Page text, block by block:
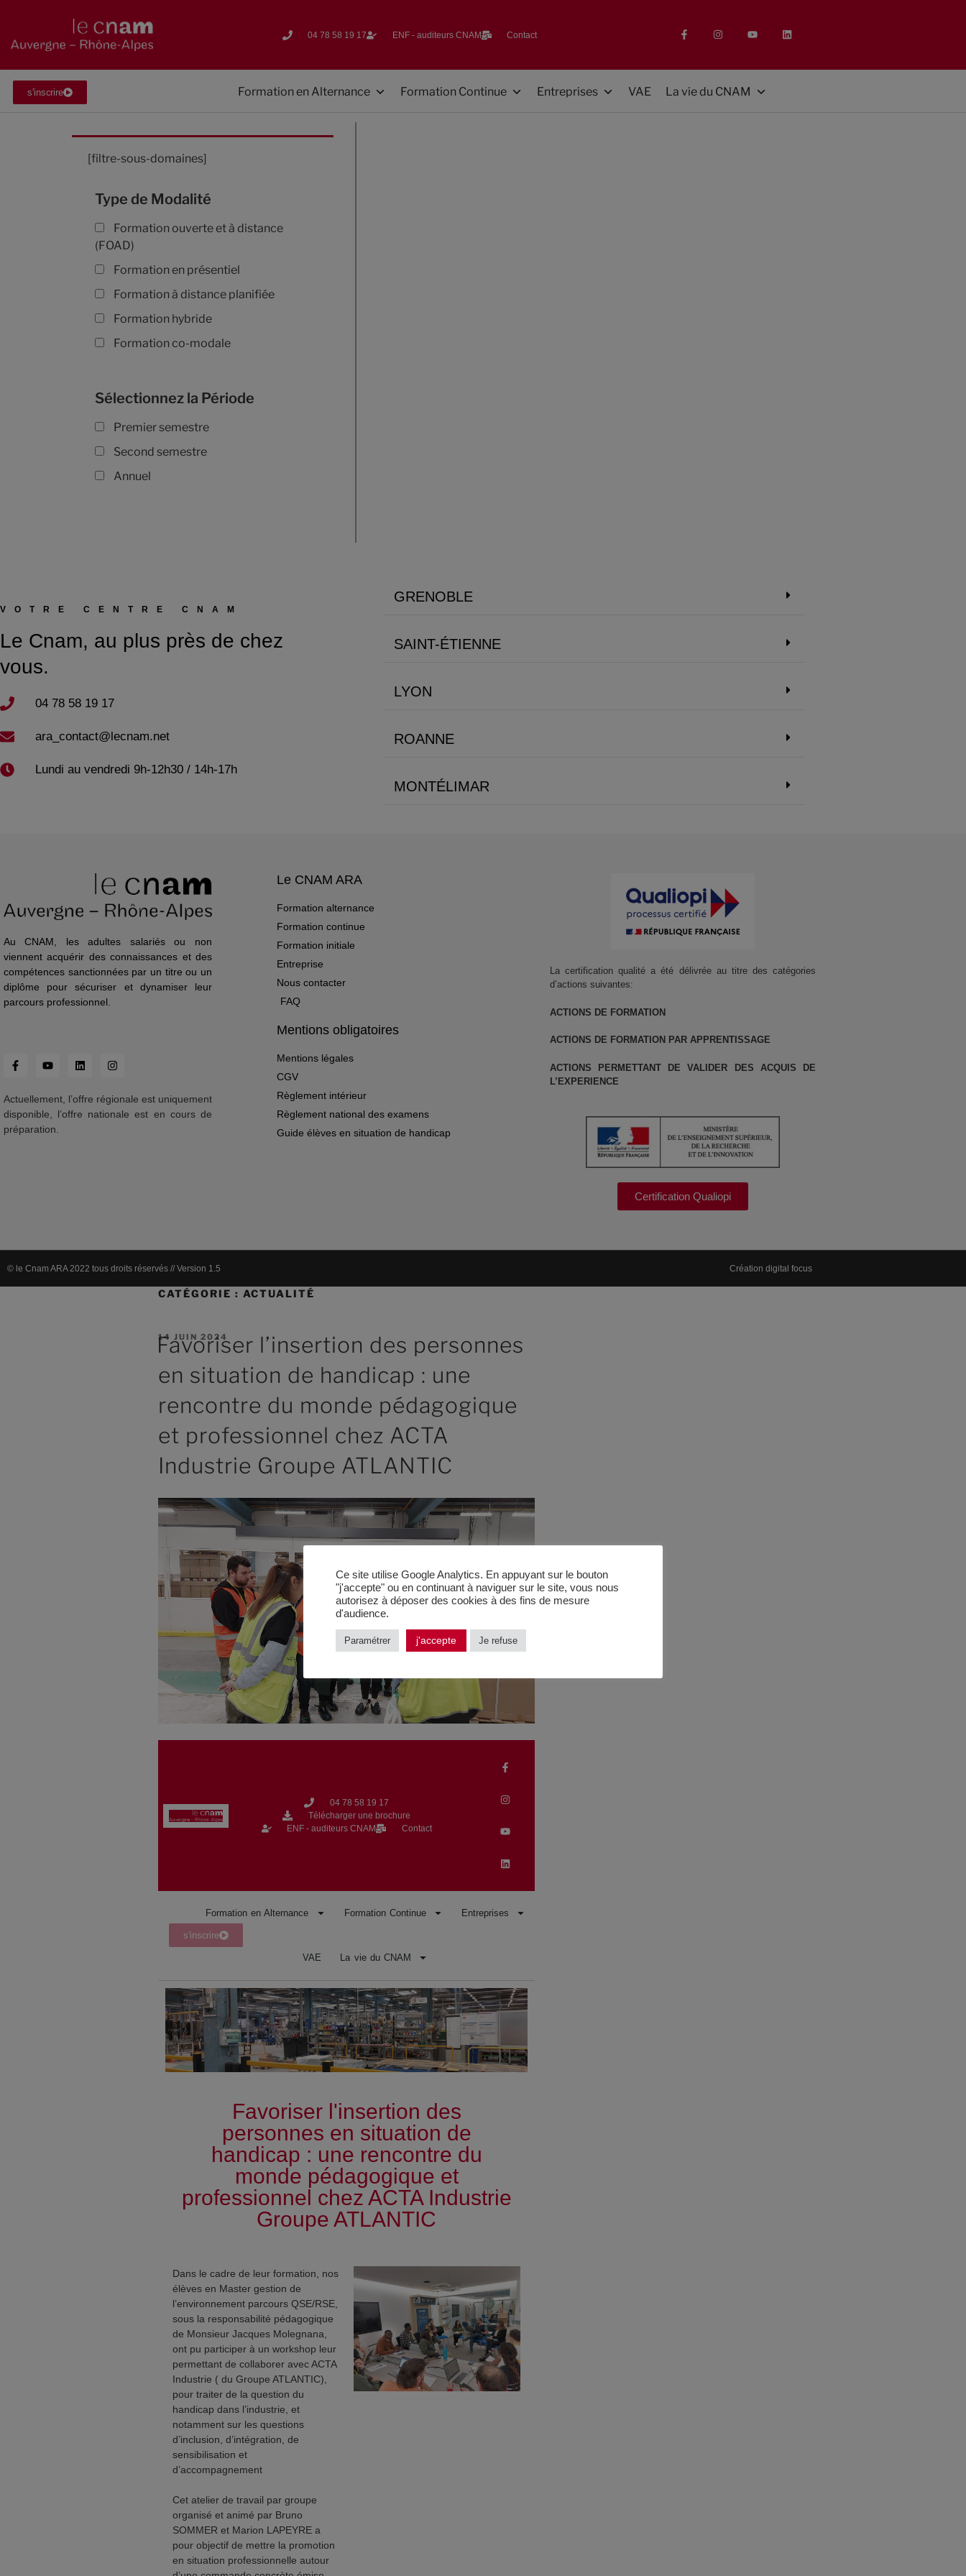
04 78 58 19 17​ ENF - auditeurs CNAM Contact
s'inscrire Formation en Alternance Formation Continue Entreprises VAE La vie du CNAM
[filtre-sous-domaines]
Type de Modalité
Formation ouverte et à distance
(FOAD)
Formation en présentiel
Formation à distance planifiée
Formation hybride
Formation co-modale
Sélectionnez la Période
Premier semestre
Second semestre
Annuel
VOTRE CENTRE CNAM
Le Cnam, au plus près de chez
vous.
04 78 58 19 17​
ara_contact@lecnam.net
Lundi au vendredi 9h-12h30 / 14h-17h
GRENOBLE
SAINT-ÉTIENNE
LYON
ROANNE
MONTÉLIMAR
Au CNAM, les adultes salariés ou non
viennent acquérir des connaissances et des
compétences sanctionnées par un titre ou un
diplôme pour sécuriser et dynamiser leur
parcours professionnel.
Actuellement, l’offre régionale est uniquement
disponible, l’offre nationale est en cours de
préparation.
Le CNAM ARA
Formation alternance
Formation continue
Formation initiale
Entreprise
Nous contacter
FAQ
Mentions obligatoires
Mentions légales
CGV
Règlement intérieur
Règlement national des examens
Guide élèves en situation de handicap
La certification qualité a été délivrée au titre des catégories
d’actions suivantes:
ACTIONS DE FORMATION
ACTIONS DE FORMATION PAR APPRENTISSAGE
ACTIONS PERMETTANT DE VALIDER DES ACQUIS DE
L’EXPERIENCE
Certification Qualiopi
© le Cnam ARA 2022 tous droits réservés // Version 1.5 Création digital focus
CATÉGORIE : ACTUALITÉ
14 JUIN 2024
Favoriser l’insertion des personnes
en situation de handicap : une
rencontre du monde pédagogique
et professionnel chez ACTA
Industrie Groupe ATLANTIC
04 78 58 19 17​
Télécharger une brochure
ENF - auditeurs CNAM
Contact
s'inscrire
Formation en Alternance Formation Continue Entreprises
VAE La vie du CNAM
Favoriser l'insertion des
personnes en situation de
handicap : une rencontre du
monde pédagogique et
professionnel chez ACTA Industrie
Groupe ATLANTIC
Dans le cadre de leur formation, nos
élèves en Master gestion de
l’environnement parcours QSE/RSE,
sous la responsabilité pédagogique
de Monsieur Jacques Molegnana,
ont pu participer à un workshop leur
permettant de collaborer avec ACTA
Industrie ( du Groupe ATLANTIC),
pour traiter de la question du
handicap dans l’industrie, et
notamment sur les questions
d’inclusion, d’intégration, de
sensibilisation et
d’accompagnement
Cet atelier de travail par groupe
organisé et animé par Bruno
SOMMER et Marion LAPEYRE a
pour objectif de mettre la promotion
en situation professionnelle autour
Ce site utilise Google Analytics. En appuyant sur le bouton
"j'accepte" ou en continuant à naviguer sur le site, vous nous
autorisez à déposer des cookies à des fins de mesure
d'audience.
Paramétrer j'accepte Je refuse